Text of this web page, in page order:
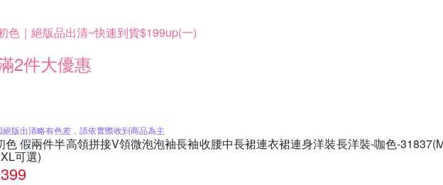
色｜絕版品出清~快速到貨$199up(一)
2件大優惠
絕版出清略有色差，請依實際收到商品為主
色 假兩件半高領拼接V領微泡泡袖長袖收腰中長裙連衣裙連身洋裝長洋裝-咖色-
可選)
399